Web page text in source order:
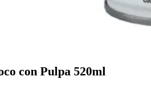
con Pulpa 520ml